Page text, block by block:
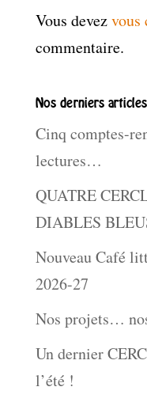
Vous devezvous
commentaire.
Nos derniers
Cinq comptes-
lectures…
QUATRE
DIABLES
Nouveau Café
2026-27
Nos projets…
Un dernier
l’été !